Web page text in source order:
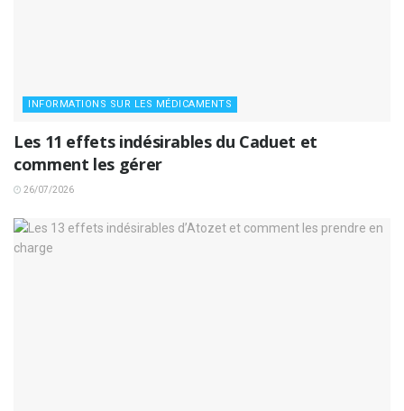
INFORMATIONS SUR LES MÉDICAMENTS
Les 11 effets indésirables du Caduet et
comment les gérer
26/07/2026